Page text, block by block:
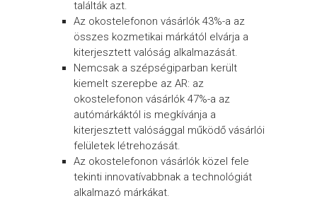
találták azt.
Az okostelefonon vásárlók 43%-a az
összes kozmetikai márkától elvárja a
kiterjesztett valóság alkalmazását.
Nemcsak a szépségiparban került
kiemelt szerepbe az AR: az
okostelefonon vásárlók 47%-a az
autómárkáktól is megkívánja a
kiterjesztett valósággal működő vásárlói
felületek létrehozását.
Az okostelefonon vásárlók közel fele
tekinti innovatívabbnak a technológiát
alkalmazó márkákat.